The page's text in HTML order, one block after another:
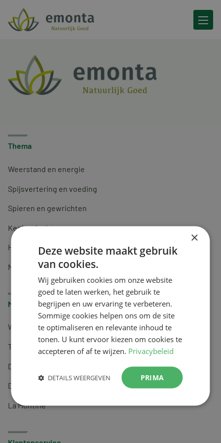
Ga naar de inhoud
Thema
Weerstand en energie
Spijsvertering en voeding
Spieren en gewrichten
Keel en luchtwegen
Huidverzorging
Nachtrust
Merken
Wapiti
Tai-Ginseng
Dermagíq
Draisma
La Montine
×
Deze website maakt gebruik
van cookies.
Wij gebruiken cookies om onze website
goed te laten werken, het gebruik te
begrijpen en uw ervaring te verbeteren.
Sommige cookies helpen ons om de site
te optimaliseren en relevante inhoud te
tonen. U kunt ervoor kiezen om cookies te
accepteren of af te wijzen. Privacybeleid
PRIMA
DETAILS WEERGEVEN